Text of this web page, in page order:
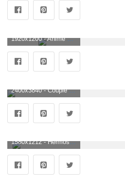
1920x1200 - Anime Couple Wallpaper (más de 74 imágenes). Fondo de pantalla de parejas.
2400x3840 - Couple Wallpaper Cute - Los mejores fondos de pantalla de pareja para Android - APK. Imágen de parejas.
1580x1212 - Hermosa pareja amor fondos de pantalla imágenes HD fotos 2018. Fondo para computadora de parejas.